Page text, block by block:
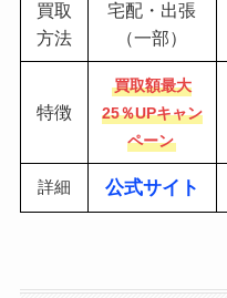
買取
方法
宅配・出張
（一部）
特徴
買取額最大
25％UPキャン
ペーン
詳細 公式サイト